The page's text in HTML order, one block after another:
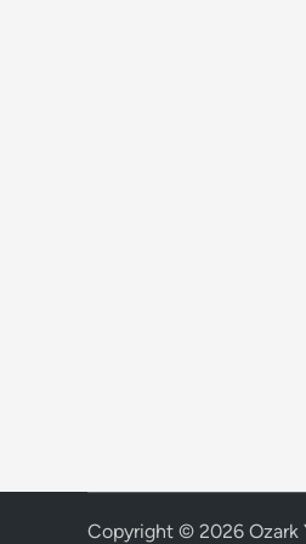
Copyright © 2026 Ozark